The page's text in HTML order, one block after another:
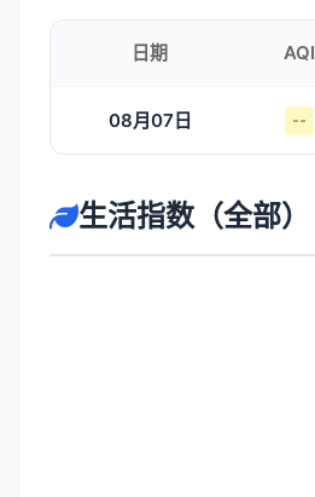
日期 AQI
08月07日 --
生活指数（全部）